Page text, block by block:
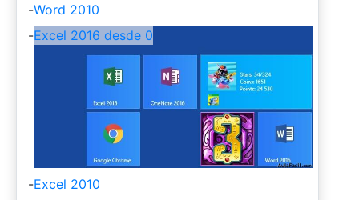
-Word 2010
-Excel 2016 desde 0
-Excel 2010